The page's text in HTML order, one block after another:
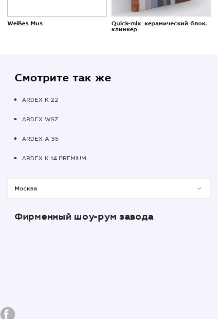
Weißes Mus Quick-mix: керамический блок,
клинкер
Смотрите так же
ARDEX K 22
ARDEX WSZ
ARDEX A 35
ARDEX K 14 PREMIUM
Фирменный шоу-рум завода